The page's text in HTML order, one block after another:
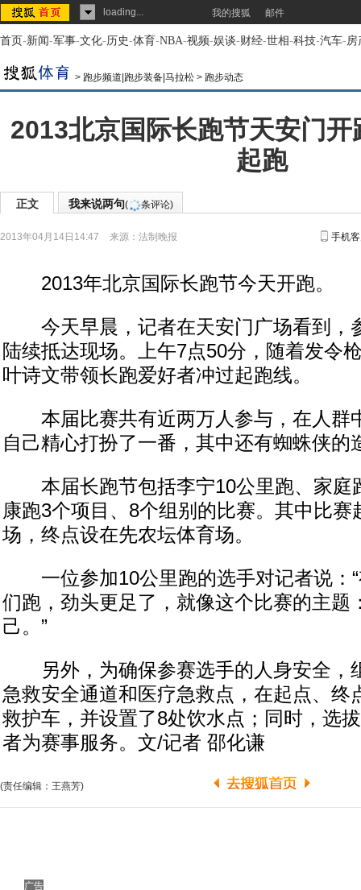
loading... 我的搜狐 邮件
首页-新闻-军事-文化-历史-体育-NBA-视频-娱谈-财经-世相-科技-汽车-房
> 跑步频道|跑步装备|马拉松 > 跑步动态
2013北京国际长跑节天安门
起跑
正文 我来说两句( 条评论)
2013年04月14日14:47 来源： 法制晚报 手机
2013年北京国际长跑节今天开跑。
今天早晨，记者在天安门广场看到，
陆续抵达现场。上午7点50分，随着发令
叶诗文带领长跑爱好者冲过起跑线。
本届比赛共有近两万人参与，在人群
自己精心打扮了一番，其中还有蜘蛛侠的
本届长跑节包括李宁10公里跑、家庭
康跑3个项目、8个组别的比赛。其中比赛
场，终点设在先农坛体育场。
一位参加10公里跑的选手对记者说：“
们跑，劲头更足了，就像这个比赛的主题
己。”
另外，为确保参赛选手的人身安全，
急救安全通道和医疗急救点，在起点、终
救护车，并设置了8处饮水点；同时，选
者为赛事服务。文/记者 邵化谦
(责任编辑：王燕芳)
广告